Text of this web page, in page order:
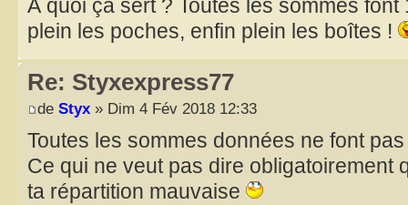
À quoi ça sert ? Toutes les sommes
plein les poches, enfin plein les boîtes !
Re: Styxexpress77
de Styx » Dim 4 Fév 2018 12:33
Toutes les sommes données ne font
Ce qui ne veut pas dire obligatoirement
ta répartition mauvaise